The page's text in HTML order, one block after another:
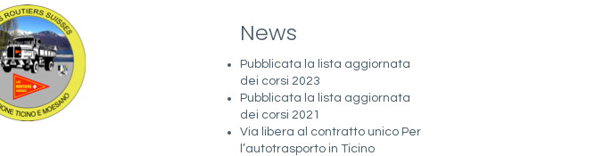
News
Pubblicata la lista aggiornata
dei corsi 2023
Pubblicata la lista aggiornata
dei corsi 2021
Via libera al contratto unico Per
l’autotrasporto in Ticino